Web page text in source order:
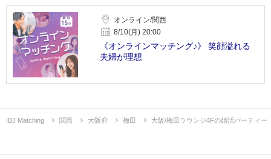
オンライン/関西
8/10(月) 20:00
《オンラインマッチング♪》 笑顔溢れる
夫婦が理想
IBJ Matching 関西 大阪府 梅田 大阪/梅田ラウンジ4Fの婚活パーティー